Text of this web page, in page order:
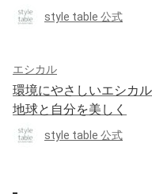
style table 公式
エシカル
環境にやさしいエシカ
地球と自分を美しく
style table 公式